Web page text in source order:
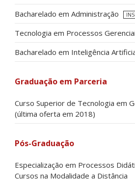
Bacharelado em Administração
Tecnologia em Processos
Bacharelado em Inteligência
Graduação em Parceria
Curso Superior de Tecnologia em
(última oferta em 2018)
Pós-Graduação
Especialização em Processos
Cursos na Modalidade a Distância